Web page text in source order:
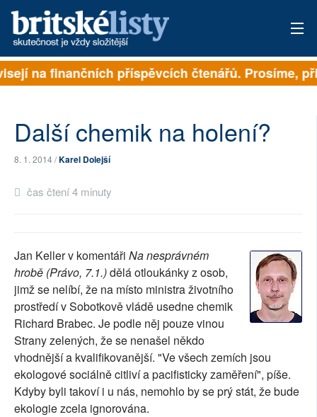
PŘIHLÁSIT
ARCHIV
AUTOŘI
PŘÍSPĚVKY NA PROVOZ
SOCIÁLNÍ SÍTĚ
RUBRIKY
PLNÁ VERZE STRÁNEK
na finančních příspěvcích čtenářů. Prosíme,
Další chemik na holení?
8. 1. 2014 /Karel Dolejší
čas čtení 4 minuty
Jan Keller v komentáři Na nesprávném
hrobě (Právo, 7.1.)dělá otloukánky z osob,
jimž se nelíbí, že na místo ministra životního
prostředí v Sobotkově vládě usedne chemik
Richard Brabec. Je podle něj pouze vinou
Strany zelených, že se nenašel někdo
vhodnější a kvalifikovanější. "Ve všech zemích jsou
ekologové sociálně citliví a pacifisticky zaměření", píše.
Kdyby byli takoví i u nás, nemohlo by se prý stát, že bude
ekologie zcela ignorována.